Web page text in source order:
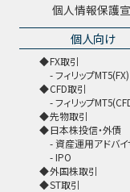
個人情報保護
個人向け
FX取引
フィリップMT5(FX)
CFD取引
フィリップ
先物取引
日本株投信・外債
資産運用アドバ
IPO
外国株取引
ST取引